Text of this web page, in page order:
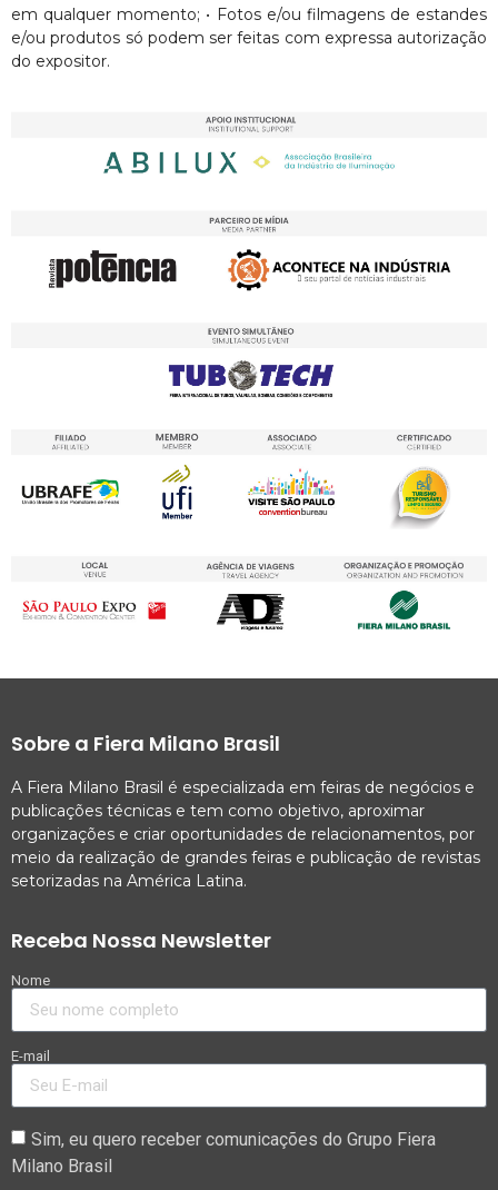
em qualquer momento; • Fotos e/ou filmagens de estandes
e/ou produtos só podem ser feitas com expressa autorização
do expositor.
Sobre a Fiera Milano Brasil
A Fiera Milano Brasil é especializada em feiras de negócios e
publicações técnicas e tem como objetivo, aproximar
organizações e criar oportunidades de relacionamentos, por
meio da realização de grandes feiras e publicação de revistas
setorizadas na América Latina.
Receba Nossa Newsletter
Nome
E-mail
Sim, eu quero receber comunicações do Grupo Fiera
Milano Brasil